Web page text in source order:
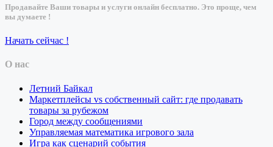
Продавайте Ваши товары и услуги онлайн бесплатно. Это проще, чем
вы думаете !
Начать сейчас !
О нас
Летний Байкал
Маркетплейсы vs собственный сайт: где продавать
товары за рубежом
Город между сообщениями
Управляемая математика игрового зала
Игра как сценарий события